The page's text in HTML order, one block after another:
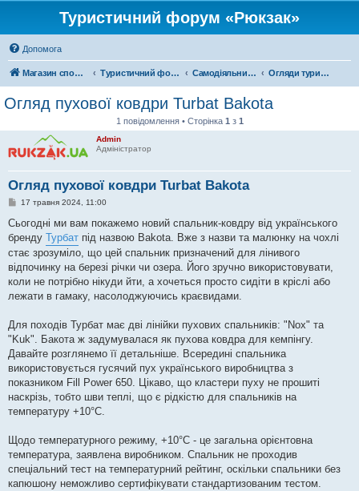
Туристичний форум «Рюкзак»
Допомога
Магазин спорядження Туристичний форум «Рюкзак» Самодіяльний туризм Огляди туристичного спорядження
Огляд пухової ковдри Turbat Bakota
1 повідомлення • Сторінка 1 з 1
Admin
Адміністратор
Огляд пухової ковдри Turbat Bakota
П
д
о
м
л
е
н
н
17 травня 2024, 11:00
Сьогодні ми вам покажемо новий спальник-ковдру від українського
бренду Турбат під назвою Bakota. Вже з назви та малюнку на чохлі
стає зрозуміло, що цей спальник призначений для лінивого
відпочинку на березі річки чи озера. Його зручно використовувати,
коли не потрібно нікуди йти, а хочеться просто сидіти в кріслі або
лежати в гамаку, насолоджуючись краєвидами.
Для походів Турбат має дві лінійки пухових спальників: "Nox" та
"Kuk". Бакота ж задумувалася як пухова ковдра для кемпінгу.
Давайте розглянемо її детальніше. Всередині спальника
використовується гусячий пух українського виробництва з
показником Fill Power 650. Цікаво, що кластери пуху не прошиті
наскрізь, тобто шви теплі, що є рідкістю для спальників на
температуру +10°C.
Щодо температурного режиму, +10°C - це загальна орієнтовна
температура, заявлена виробником. Спальник не проходив
спеціальний тест на температурний рейтинг, оскільки спальники без
капюшону неможливо сертифікувати стандартизованим тестом.